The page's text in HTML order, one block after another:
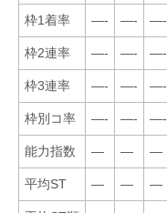
枠1着率 —- —- —-
枠2連率 —- —- —-
枠3連率 —- —- —-
枠別コ率 —- —- —-
能力指数 — — —
平均ST — — —